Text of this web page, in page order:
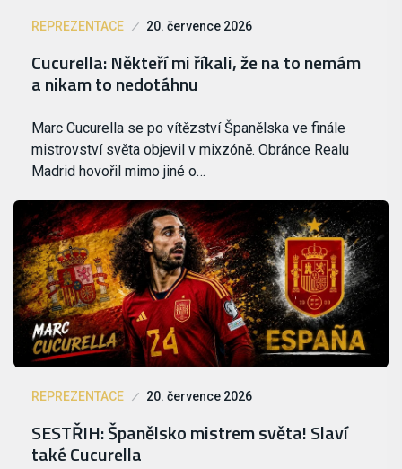
REPREZENTACE 20. července 2026
Cucurella: Někteří mi říkali, že na to nemám
a nikam to nedotáhnu
Marc Cucurella se po vítězství Španělska ve finále
mistrovství světa objevil v mixzóně. Obránce Realu
Madrid hovořil mimo jiné o…
REPREZENTACE 20. července 2026
SESTŘIH: Španělsko mistrem světa! Slaví
také Cucurella